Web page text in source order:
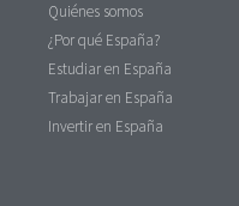
Quiénes somos
¿Por qué España?
Estudiar en España
Trabajar en España
Invertir en España